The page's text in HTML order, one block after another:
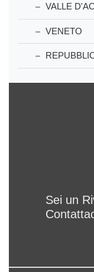
VALLE
VENETO
Sei un